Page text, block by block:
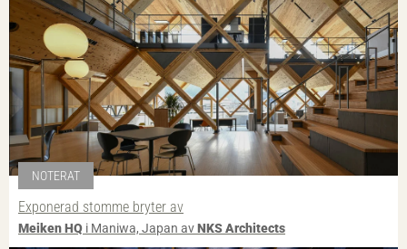
NOTERAT
Exponerad stomme bryter av
Meiken HQ i Maniwa, Japan avNKS Architects